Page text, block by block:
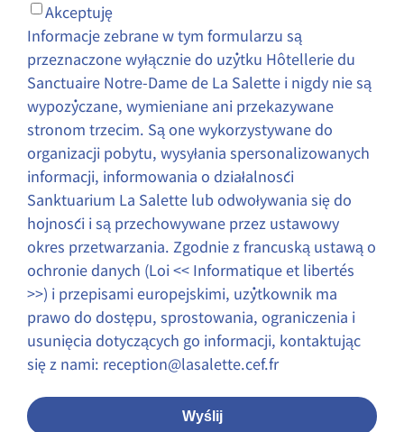
Akceptuję
Informacje zebrane w tym formularzu są
przeznaczone wyłącznie do użytku Hôtellerie du
Sanctuaire Notre-Dame de La Salette i nigdy nie są
wypożyczane, wymieniane ani przekazywane
stronom trzecim. Są one wykorzystywane do
organizacji pobytu, wysyłania spersonalizowanych
informacji, informowania o działalności
Sanktuarium La Salette lub odwoływania się do
hojności i są przechowywane przez ustawowy
okres przetwarzania. Zgodnie z francuską ustawą o
ochronie danych (Loi << Informatique et libertés
>>) i przepisami europejskimi, użytkownik ma
prawo do dostępu, sprostowania, ograniczenia i
usunięcia dotyczących go informacji, kontaktując
się z nami: reception@lasalette.cef.fr